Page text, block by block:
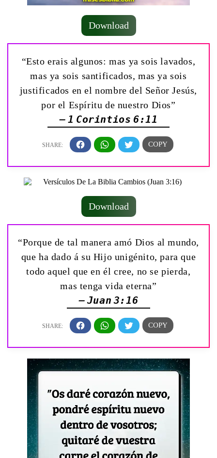
Download
“Esto erais algunos: mas ya sois lavados,
mas ya sois santificados, mas ya sois
justificados en el nombre del Señor Jesús,
por el Espíritu de nuestro Dios”
— 1 Corintios 6:11
Download
“Porque de tal manera amó Dios al mundo,
que ha dado á su Hijo unigénito, para que
todo aquel que en él cree, no se pierda,
mas tenga vida eterna”
— Juan 3:16